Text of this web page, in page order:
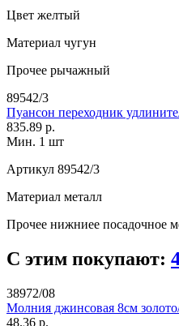
Цвет желтый
Материал чугун
Прочее рычажный
89542/3
Пуансон переходник
835.89 р.
Мин. 1 шт
Артикул 89542/3
Материал металл
Прочее нижниее посадочное
С этим покупают:
38972/08
Молния джинсовая 8см
48.36 р.